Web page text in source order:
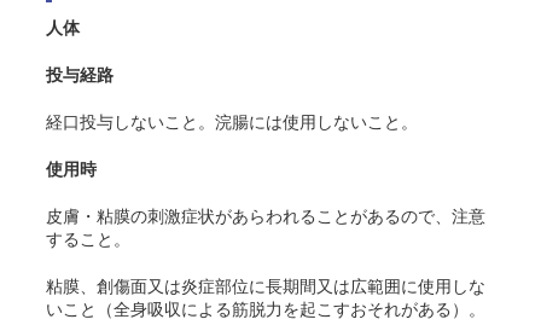
人体
投与経路
経口投与しないこと。浣腸には使用しないこと。
使用時
皮膚・粘膜の刺激症状があらわれることがあるので、注意
すること。
粘膜、創傷面又は炎症部位に長期間又は広範囲に使用しな
いこと（全身吸収による筋脱力を起こすおそれがある）。